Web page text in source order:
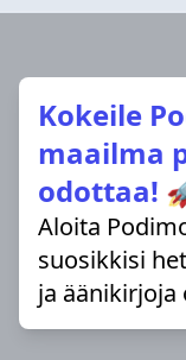
Kokeile
maailma
odottaa!
Aloita
suosikkisi
ja äänikirjoja